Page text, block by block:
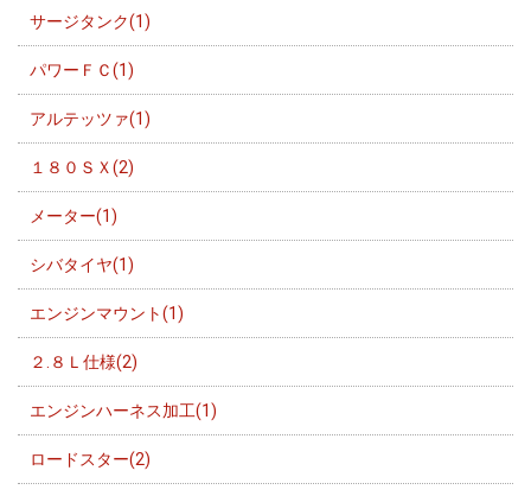
サージタンク(1)
パワーＦＣ(1)
アルテッツァ(1)
１８０ＳＸ(2)
メーター(1)
シバタイヤ(1)
エンジンマウント(1)
２.８Ｌ仕様(2)
エンジンハーネス加工(1)
ロードスター(2)